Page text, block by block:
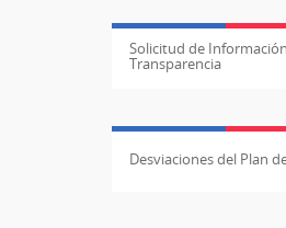
Solicitud de
Transparencia
Desviaciones del Plan